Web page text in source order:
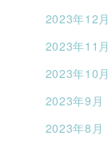
2023年12月
2023年11月
2023年10月
2023年9月
2023年8月